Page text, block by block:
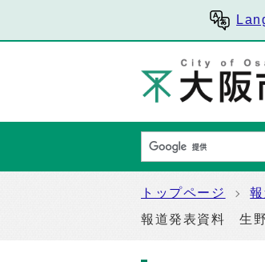
トップページ
報道発表資料 生野